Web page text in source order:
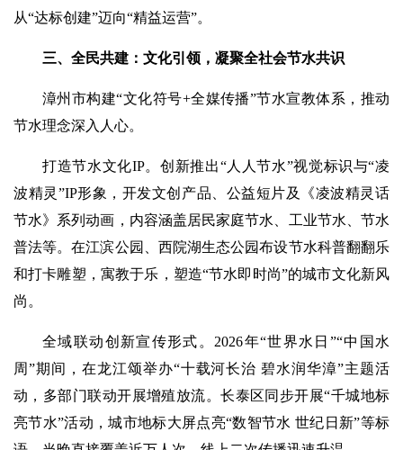
从“达标创建”迈向“精益运营”。
三、全民共建：文化引领，凝聚全社会节水共识
漳州市构建“文化符号+全媒传播”节水宣教体系，推动
节水理念深入人心。
打造节水文化IP。创新推出“人人节水”视觉标识与“凌
波精灵”IP形象，开发文创产品、公益短片及《凌波精灵话
节水》系列动画，内容涵盖居民家庭节水、工业节水、节水
普法等。在江滨公园、西院湖生态公园布设节水科普翻翻乐
和打卡雕塑，寓教于乐，塑造“节水即时尚”的城市文化新风
尚。
全域联动创新宣传形式。2026年“世界水日”“中国水
周”期间，在龙江颂举办“十载河长治 碧水润华漳”主题活
动，多部门联动开展增殖放流。长泰区同步开展“千城地标
亮节水”活动，城市地标大屏点亮“数智节水 世纪日新”等标